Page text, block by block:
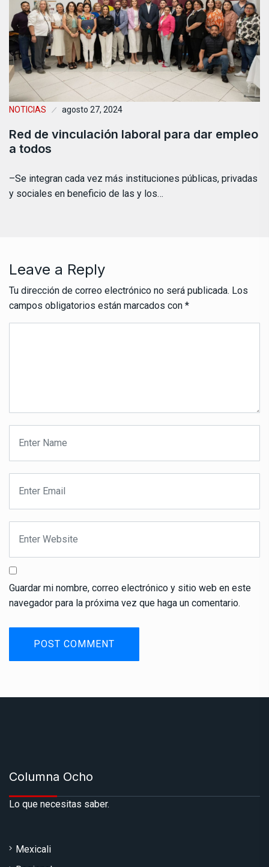
NOTICIAS agosto 27, 2024
Red de vinculación laboral para dar empleo
a todos
–Se integran cada vez más instituciones públicas, privadas
y sociales en beneficio de las y los…
Leave a Reply
Tu dirección de correo electrónico no será publicada. Los
campos obligatorios están marcados con *
Guardar mi nombre, correo electrónico y sitio web en este
navegador para la próxima vez que haga un comentario.
Columna Ocho
Lo que necesitas saber.
Mexicali